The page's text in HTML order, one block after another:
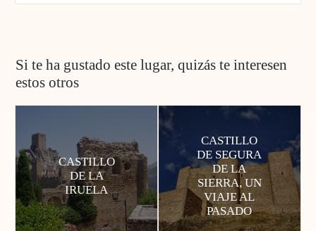
Si te ha gustado este lugar, quizás te interesen
estos otros
CASTILLO
DE LA
IRUELA
CASTILLO
DE SEGURA
DE LA
SIERRA, UN
VIAJE AL
PASADO